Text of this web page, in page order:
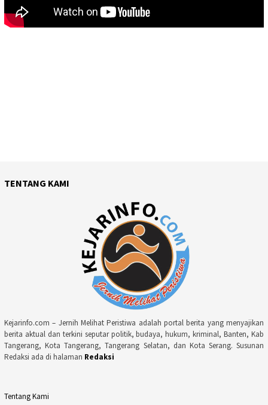
TENTANG KAMI
Kejarinfo.com – Jernih Melihat Peristiwa adalah portal berita yang menyajikan
berita aktual dan terkini seputar politik, budaya, hukum, kriminal, Banten, Kab
Tangerang, Kota Tangerang, Tangerang Selatan, dan Kota Serang. Susunan
Redaksi ada di halaman Redaksi
Tentang Kami